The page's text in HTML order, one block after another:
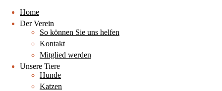
Home
Der Verein
So können Sie uns helfen
Kontakt
Mitglied werden
Unsere Tiere
Hunde
Katzen